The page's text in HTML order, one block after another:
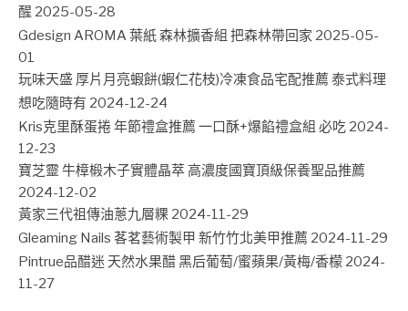
醒 2025-05-28
Gdesign AROMA 葉紙 森林擴香組 把森林帶回家 2025-05-
01
玩味天盛 厚片月亮蝦餅(蝦仁花枝)冷凍食品宅配推薦 泰式料理
想吃隨時有 2024-12-24
Kris克里酥蛋捲 年節禮盒推薦 一口酥+爆餡禮盒組 必吃 2024-
12-23
寶芝靈 牛樟椴木子實體晶萃 高濃度國寶頂級保養聖品推薦
2024-12-02
黃家三代祖傳油蔥九層粿 2024-11-29
Gleaming Nails 茖茗藝術製甲 新竹竹北美甲推薦 2024-11-29
Pintrue品醋迷 天然水果醋 黑后葡萄/蜜蘋果/黃梅/香檬 2024-
11-27